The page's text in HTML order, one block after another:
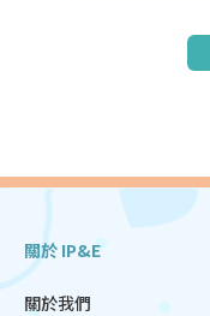
關於 IP&E
關於我們